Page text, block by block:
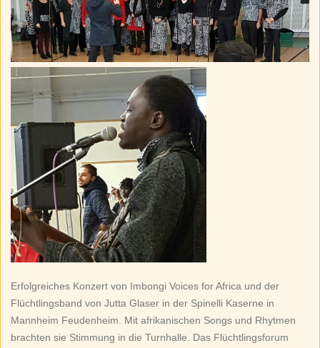
Erfolgreiches Konzert von Imbongi Voices for Africa und der
Flüchtlingsband von Jutta Glaser in der Spinelli Kaserne in
Mannheim Feudenheim. Mit afrikanischen Songs und Rhytmen
brachten sie Stimmung in die Turnhalle. Das Flüchtlingsforum